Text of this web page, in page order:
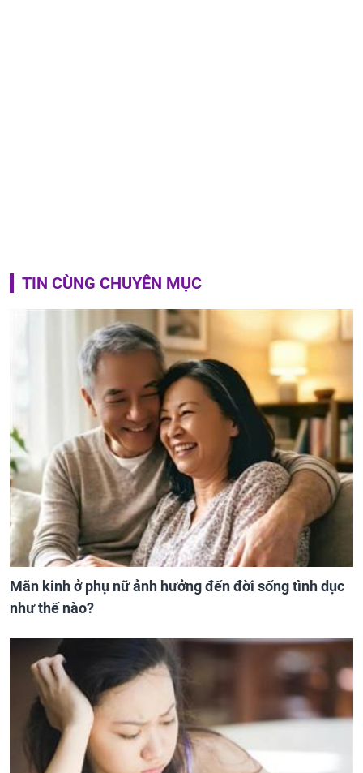
TIN CÙNG CHUYÊN MỤC
Mãn kinh ở phụ nữ ảnh hưởng đến đời sống tình dục
như thế nào?